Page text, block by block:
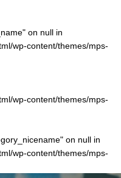
on null in
wp-content/themes/mps-
wp-content/themes/mps-
on null in
wp-content/themes/mps-